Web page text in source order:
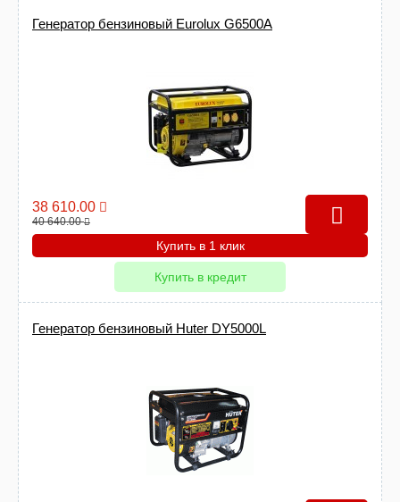
Генератор бензиновый Eurolux G6500A
38 610.00
40 640.00
Купить в 1 клик
Купить в кредит
Генератор бензиновый Huter DY5000L